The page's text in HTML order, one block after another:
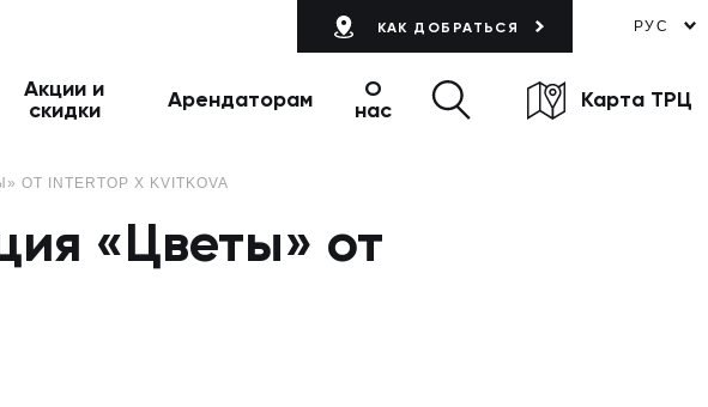
КАК ДОБРАТЬСЯ РУС
Акции и
скидки
Арендаторам
О
нас
Карта ТРЦ
INTERTOP X KVITKOVA
«Цветы» от